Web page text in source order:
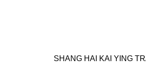
SHANG HAI KAI YING